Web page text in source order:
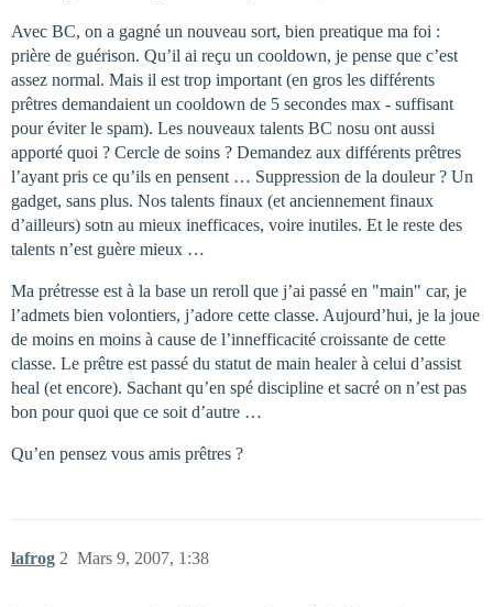
Avec BC, on a gagné un nouveau sort, bien preatique ma foi :
prière de guérison. Qu’il ai reçu un cooldown, je pense que c’est
assez normal. Mais il est trop important (en gros les différents
prêtres demandaient un cooldown de 5 secondes max - suffisant
pour éviter le spam). Les nouveaux talents BC nosu ont aussi
apporté quoi ? Cercle de soins ? Demandez aux différents prêtres
l’ayant pris ce qu’ils en pensent … Suppression de la douleur ? Un
gadget, sans plus. Nos talents finaux (et anciennement finaux
d’ailleurs) sotn au mieux inefficaces, voire inutiles. Et le reste des
talents n’est guère mieux …
Ma prétresse est à la base un reroll que j’ai passé en "main" car, je
l’admets bien volontiers, j’adore cette classe. Aujourd’hui, je la joue
de moins en moins à cause de l’innefficacité croissante de cette
classe. Le prêtre est passé du statut de main healer à celui d’assist
heal (et encore). Sachant qu’en spé discipline et sacré on n’est pas
bon pour quoi que ce soit d’autre …
Qu’en pensez vous amis prêtres ?
lafrog Mars 9, 2007, 1:38
2